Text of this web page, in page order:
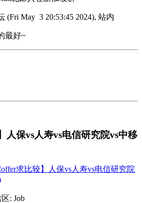
(Fri May 3 20:53:45 2024), 站内
最好~
人保vs人寿vs电信研究院vs中移
offer求比较】人保vs人寿vs电信研究院
: Job